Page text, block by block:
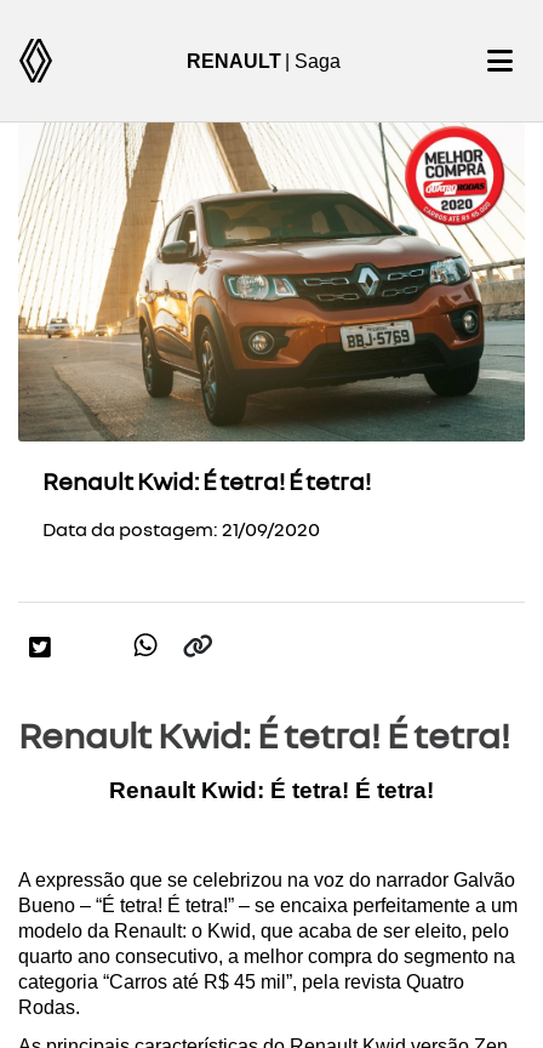
RENAULT | Saga
Renault Kwid: É tetra! É tetra!
Data da postagem: 21/09/2020
Renault Kwid: É tetra! É tetra!
Renault Kwid: É tetra! É tetra!
A expressão que se celebrizou na voz do narrador Galvão
Bueno – “É tetra! É tetra!” – se encaixa perfeitamente a um
modelo da Renault: o Kwid, que acaba de ser eleito, pelo
quarto ano consecutivo, a melhor compra do segmento na
categoria “Carros até R$ 45 mil”, pela revista Quatro
Rodas.